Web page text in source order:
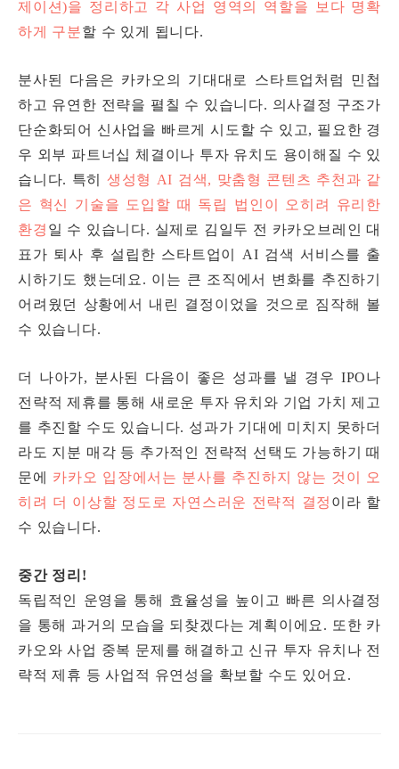
제이션)을 정리하고 각 사업 영역의 역할을 보다 명확
하게 구분할 수 있게 됩니다.
분사된 다음은 카카오의 기대대로 스타트업처럼 민첩
하고 유연한 전략을 펼칠 수 있습니다. 의사결정 구조가
단순화되어 신사업을 빠르게 시도할 수 있고, 필요한 경
우 외부 파트너십 체결이나 투자 유치도 용이해질 수 있
습니다. 특히
생성형 AI 검색, 맞춤형 콘텐츠 추천과 같
은 혁신 기술을 도입할 때 독립 법인이 오히려 유리한
환경 일 수 있습니다. 실제로 김일두 전 카카오브레인 대
표가 퇴사 후 설립한 스타트업이 AI 검색 서비스를 출
시하기도 했는데요. 이는 큰 조직에서 변화를 추진하기
어려웠던 상황에서 내린 결정이었을 것으로 짐작해 볼
수 있습니다.
더 나아가, 분사된 다음이 좋은 성과를 낼 경우 IPO나
전략적 제휴를 통해 새로운 투자 유치와 기업 가치 제고
를 추진할 수도 있습니다. 성과가 기대에 미치지 못하더
라도 지분 매각 등 추가적인 전략적 선택도 가능하기 때
문에
카카오 입장에서는 분사를 추진하지 않는 것이 오
히려 더 이상할 정도로 자연스러운 전략적 결정 이라 할
수 있습니다.
중간 정리!
독립적인 운영을 통해 효율성을 높이고 빠른 의사결정
을 통해 과거의 모습을 되찾겠다는 계획이에요. 또한 카
카오와 사업 중복 문제를 해결하고 신규 투자 유치나 전
략적 제휴 등 사업적 유연성을 확보할 수도 있어요.